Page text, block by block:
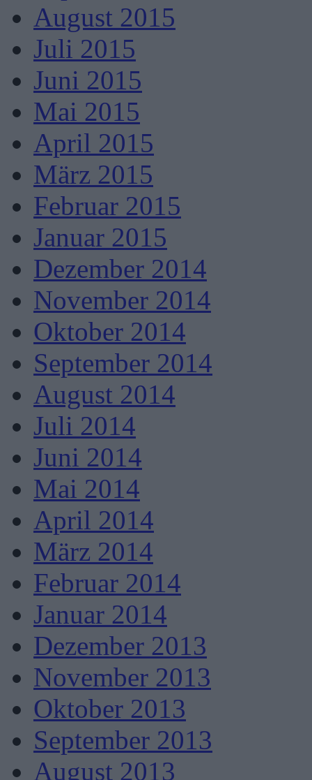
August 2015
Juli 2015
Juni 2015
Mai 2015
April 2015
März 2015
Februar 2015
Januar 2015
Dezember 2014
November 2014
Oktober 2014
September 2014
August 2014
Juli 2014
Juni 2014
Mai 2014
April 2014
März 2014
Februar 2014
Januar 2014
Dezember 2013
November 2013
Oktober 2013
September 2013
August 2013